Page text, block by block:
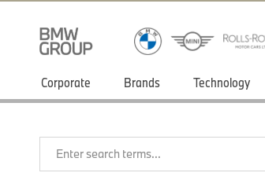
Corporate Brands Technology
Enter search terms...